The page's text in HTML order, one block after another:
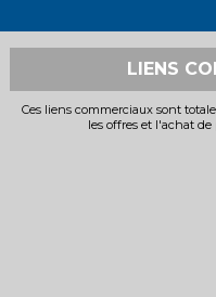
LIENS
Ces liens commerciaux sont
les offres et l'achat